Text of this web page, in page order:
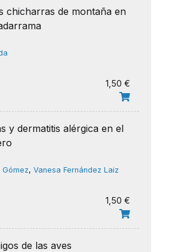
chicharras de montaña en
1,50 €
y dermatitis alérgica en el
Gómez, Vanesa Fernández Laiz
1,50 €
de las aves